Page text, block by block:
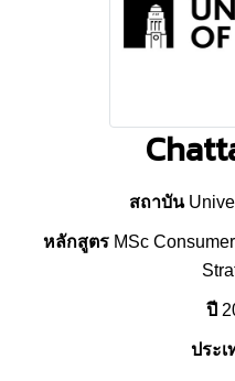
สถาบัน
หลักสูตรMSc
ปี
ประเ